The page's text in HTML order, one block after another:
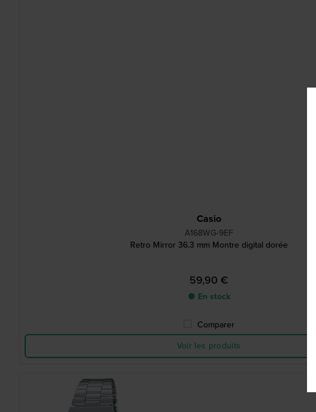
Casio
A168WG-9EF
Retro Mirror 36.3 mm Montre digital dorée
59,90 €
● En stock
Comparer
Voir les produits